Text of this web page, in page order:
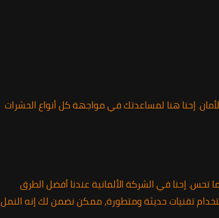
إحنا هنا لمساعدتك في مواجهة كل أنواع الحشرات
تحس. إحنا في الشركة الألمانية عندنا أفضل الطرق
تقنيات حديثة ومتطورة، ممكن نضمن لك إنه النمل